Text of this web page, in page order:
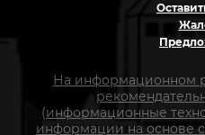
На информационном
(информационные
информации на основе